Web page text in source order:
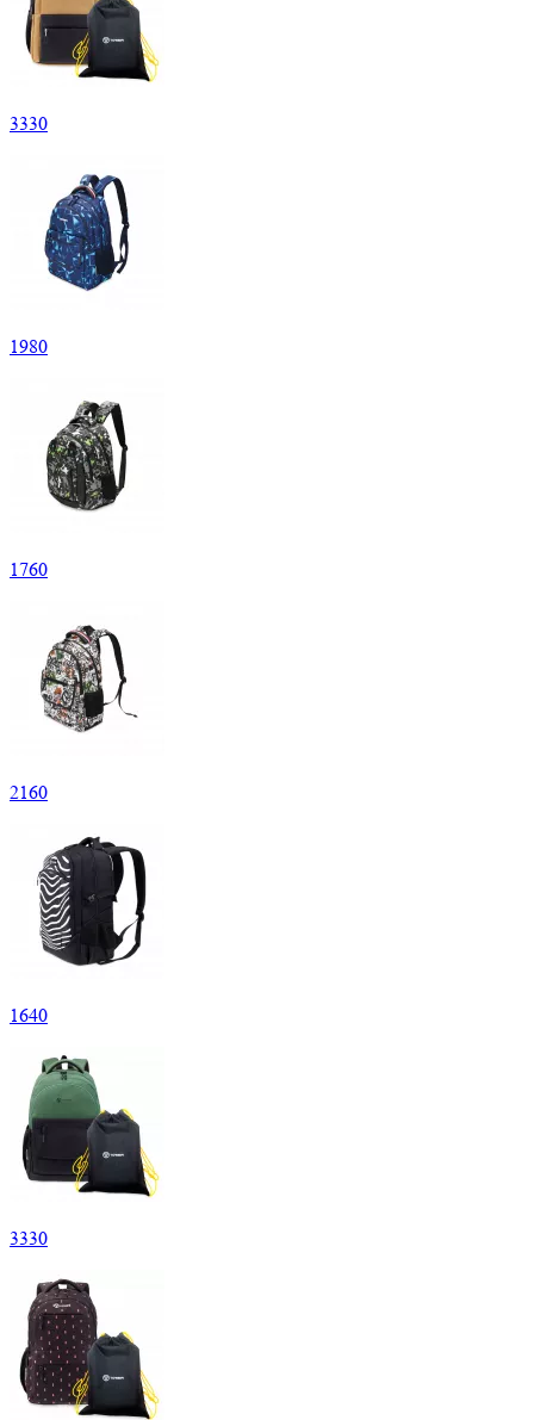
3330
1980
1760
2160
1640
3330